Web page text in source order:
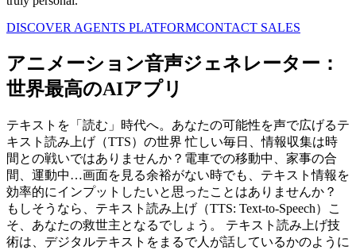
DISCOVER AGENTS PLATFORMCONTACT SALES
アニメーション音声ジェネレーター：
世界最高のAIアプリ
テキストを「読む」時代へ。あなたの可能性を声で広げるテ
キスト読み上げ（TTS）の世界 忙しい毎日、情報収集は時
間との戦いではありませんか？電車での移動中、家事の合
間、運動中…画面を見る余裕がない時でも、テキスト情報を
効率的にインプットしたいと思ったことはありませんか？
もしそうなら、テキスト読み上げ（TTS: Text-to-Speech）こ
そ、あなたの救世主となるでしょう。 テキスト読み上げ技
術は、デジタルテキストをまるで人が話しているかのように